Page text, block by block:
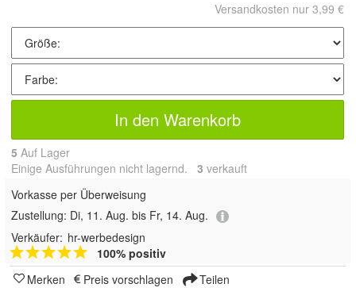
Versandkosten nur 3,99 €
In den Warenkorb
5 Auf Lager
Einige Ausführungen nicht lagernd. 3 verkauft
Vorkasse per Überweisung
Zustellung: Di, 11. Aug. bis Fr, 14. Aug.
Verkäufer: hr-werbedesign
100% positiv
Merken
Preis vorschlagen Teilen